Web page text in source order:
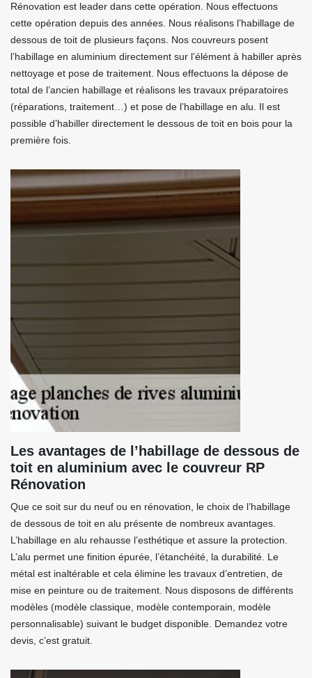
Rénovation est leader dans cette opération. Nous effectuons
cette opération depuis des années. Nous réalisons l’habillage de
dessous de toit de plusieurs façons. Nos couvreurs posent
l’habillage en aluminium directement sur l’élément à habiller après
nettoyage et pose de traitement. Nous effectuons la dépose de
total de l’ancien habillage et réalisons les travaux préparatoires
(réparations, traitement…) et pose de l’habillage en alu. Il est
possible d’habiller directement le dessous de toit en bois pour la
première fois.
Les avantages de l’habillage de dessous de
toit en aluminium avec le couvreur RP
Rénovation
Que ce soit sur du neuf ou en rénovation, le choix de l’habillage
de dessous de toit en alu présente de nombreux avantages.
L’habillage en alu rehausse l’esthétique et assure la protection.
L’alu permet une finition épurée, l’étanchéité, la durabilité. Le
métal est inaltérable et cela élimine les travaux d’entretien, de
mise en peinture ou de traitement. Nous disposons de différents
modèles (modèle classique, modèle contemporain, modèle
personnalisable) suivant le budget disponible. Demandez votre
devis, c’est gratuit.